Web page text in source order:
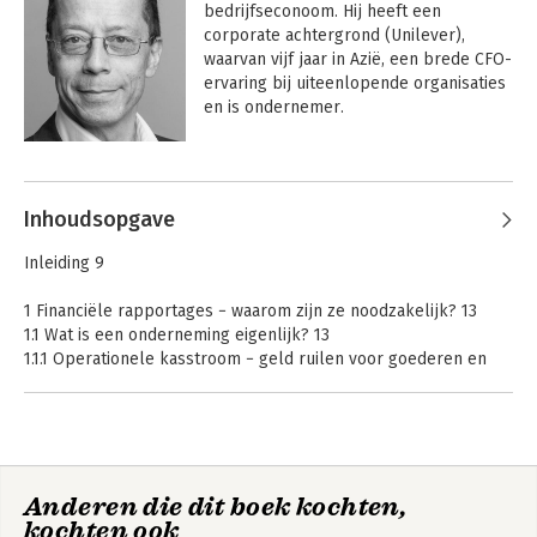
bedrijfseconoom. Hij heeft een
corporate achtergrond (Unilever),
waarvan vijf jaar in Azië, een brede CFO-
ervaring bij uiteenlopende organisaties
en is ondernemer.
de basisprincipes van financiële cijfers
Andere boeken door Hans Go
cijfers eigenlijk? -
gratis
Inhoudsopgave
Inleiding 9
1 Financiële rapportages − waarom zijn ze noodzakelijk? 13
1.1 Wat is een onderneming eigenlijk? 13
1.1.1 Operationele kasstroom − geld ruilen voor goederen en
1.2.1 Jaarrekening, jaarverslag en accountantscontrole 16
1.2.2 Andere soorten financiële rapportages 18
Anderen die dit boek kochten,
kochten ook